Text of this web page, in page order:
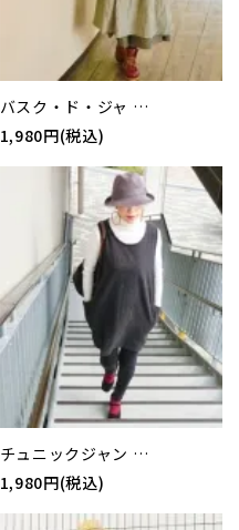
バスク・ド・ジャ …
1,980円(税込)
チュニックジャン …
1,980円(税込)